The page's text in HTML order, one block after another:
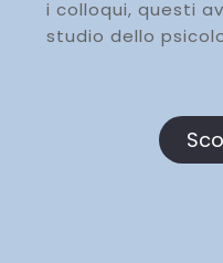
i colloqui, questi
studio dello